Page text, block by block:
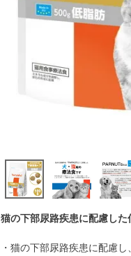
猫の下部尿路疾患に配慮し
・猫の下部尿路疾患に配慮